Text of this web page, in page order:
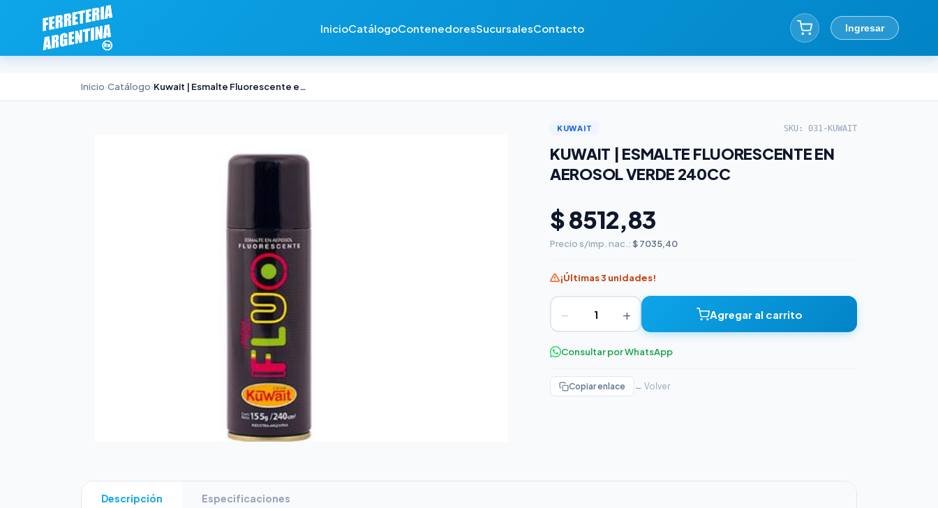
InicioCatálogoContenedoresSucursalesContacto Ingresar
Inicio›Catálogo› Kuwait | Esmalte Fluorescente en Aerosol Verde 240cc
KUWAIT SKU: 031-KUWAIT
KUWAIT | ESMALTE FLUORESCENTE EN
AEROSOL VERDE 240CC
$ 8512,83
Precio s/imp. nac.: $ 7035,40
¡Últimas 3 unidades!
− + Agregar al carrito
Consultar por WhatsApp
Copiar enlace ← Volver
Descripción Especificaciones